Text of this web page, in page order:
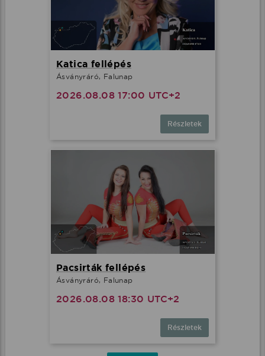
Katica fellépés
Ásványráró, Falunap
2026.08.08 17:00 UTC+2
Részletek
Pacsirták fellépés
Ásványráró, Falunap
2026.08.08 18:30 UTC+2
Részletek